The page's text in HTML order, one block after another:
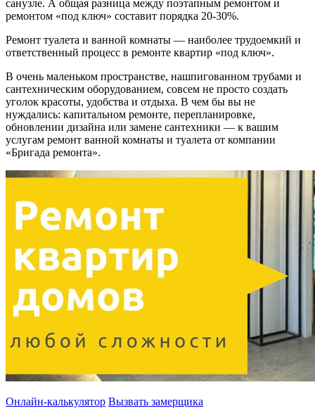
санузле. А общая разница между поэтапным ремонтом и
ремонтом «под ключ» составит порядка 20-30%.
Ремонт туалета и ванной комнаты — наиболее трудоемкий и
ответственный процесс в ремонте квартир «под ключ».
В очень маленьком пространстве, нашпигованном трубами и
сантехническим оборудованием, совсем не просто создать
уголок красоты, удобства и отдыха. В чем бы вы не
нуждались: капитальном ремонте, перепланировке,
обновлении дизайна или замене сантехники — к вашим
услугам ремонт ванной комнаты и туалета от компании
«Бригада ремонта».
Онлайн-калькулятор Вызвать замерщика